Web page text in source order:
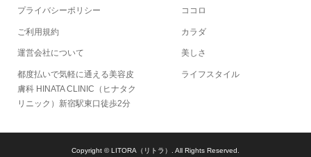
プライバシーポリシー
ご利用規約
運営会社について
都度払いで気軽に通える美容皮
膚科 HINATA CLINIC（ヒナタク
リニック）新宿駅東口徒歩2分
ココロ
カラダ
美しさ
ライフスタイル
Copyright ©LITORA（リトラ）. All Rights Reserved.